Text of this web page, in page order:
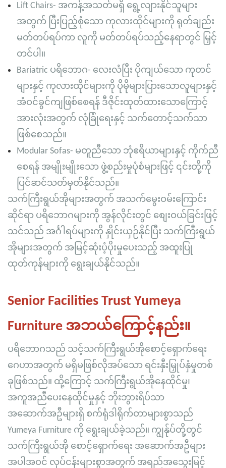
Lift Chairs- အကန့်အသတ်မရှိ ရွေ့လျားနိုင်သူများ
အတွက် ပြီးပြည့်စုံသော ကုလားထိုင်များကို ရုတ်ချည်း
မတ်တပ်ရပ်ကာ လူကို မတ်တပ်ရပ်သည့်နေရာတွင် မြှင့်
တင်ပါ။
Bariatric ပရိဘောဂ- လေးလံပြီး ပိုကျယ်သော ကုတင်
များနှင့် ကုလားထိုင်များကို ပိုမိုများပြားသောလူများနှင့်
အံဝင်ခွင်ကျဖြစ်စေရန် ဒီဇိုင်းထုတ်ထားသောကြောင့်
အားလုံးအတွက် လုံခြုံရေးနှင့် သက်တောင့်သက်သာ
ဖြစ်စေသည်။
Modular Sofas- မတူညီသော ဘုံဧရိယာများနှင့် ကိုက်ညီ
စေရန် အမျိုးမျိုးသော ဖွဲ့စည်းမှုပုံစံများဖြင့် ၎င်းတို့ကို
ပြင်ဆင်သတ်မှတ်နိုင်သည်။
သက်ကြီးရွယ်အိုများအတွက် အသက်မွေးဝမ်းကြောင်း
ဆိုင်ရာ ပရိဘောဂများကို အွန်လိုင်းတွင် စျေးဝယ်ခြင်းဖြင့်
သင်သည် အင်္ဂါရပ်များကို နှိုင်းယှဉ်နိုင်ပြီး သက်ကြီးရွယ်
အိုများအတွက် အမြင့်ဆုံးပံ့ပိုးမှုပေးသည့် အထူးပြု
ထုတ်ကုန်များကို ရွေးချယ်နိုင်သည်။
Senior Facilities Trust Yumeya
Furniture အဘယ်ကြောင့်နည်း။
ပရိဘောဂသည် သင့်သက်ကြီးရွယ်အိုစောင့်ရှောက်ရေး
ဂေဟာအတွက် မရှိမဖြစ်လိုအပ်သော ရင်းနှီးမြှုပ်နှံမှုတစ်
ခုဖြစ်သည်။ ထို့ကြောင့် သက်ကြီးရွယ်အိုနေထိုင်မှု၊
အကူအညီပေးနေထိုင်မှုနှင့် ဘိုးဘွားရိပ်သာ
အဆောက်အဦများရှိ စက်ရုံဒါရိုက်တာများစွာသည်
Yumeya Furniture ကို ရွေးချယ်ခဲ့သည်။ ကျွန်ုပ်တို့တွင်
သက်ကြီးရွယ်အို စောင့်ရှောက်ရေး အဆောက်အဦများ
အပါအဝင် လုပ်ငန်းများစွာအတွက် အရည်အသွေးမြင့်